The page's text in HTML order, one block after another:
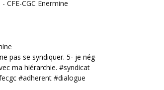
CFE-CGC Enermine
pas se syndiquer. 5- je négocie
ma hiérarchie. #syndicat
#adherent #dialogue